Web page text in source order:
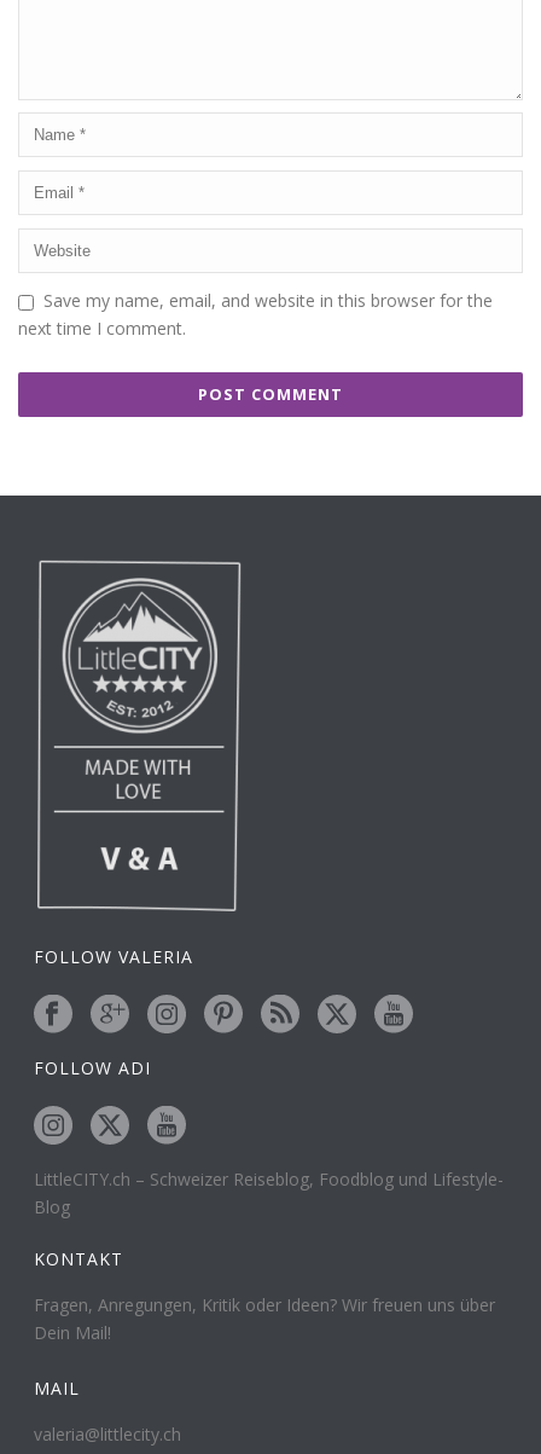
Save my name, email, and website in this browser for the
next time I comment.
FOLLOW VALERIA
FOLLOW ADI
LittleCITY.ch – Schweizer Reiseblog, Foodblog und Lifestyle-
Blog
KONTAKT
Fragen, Anregungen, Kritik oder Ideen? Wir freuen uns über
Dein Mail!
MAIL
valeria@littlecity.ch